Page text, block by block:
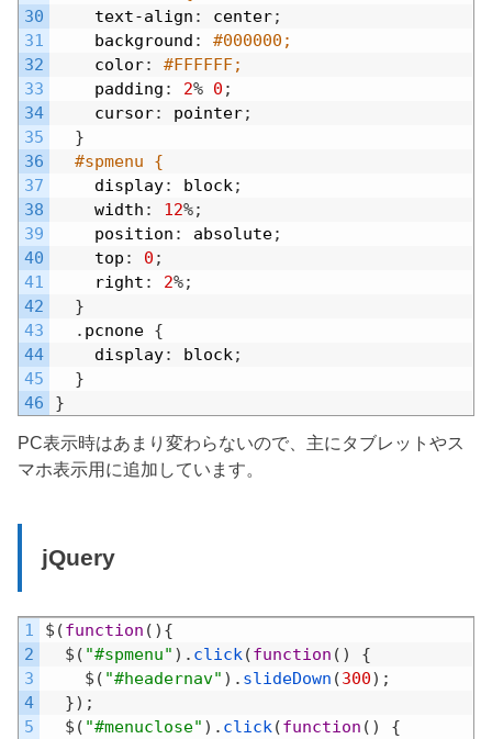
30
31
32
33
34
35
36
37
38
39
40
41
42
43
44
45
46
text-align : center;
background :
#000000;
color:
#FFFFFF;
padding : 2% 0 ;
cursor: pointer;
}
#spmenu {
display: block ;
width : 12%;
position : absolute;
top : 0 ;
right : 2%;
}
. pcnone {
display: block ;
}
}
PC表示時はあまり変わらないので、主にタブレットやス
マホ表示用に追加しています。
jQuery
1
2
3
4
5
$ (function ( ) {
$ ( "#spmenu" ) . click (function ( )
{
$ ( "#headernav" ) . slideDown (300) ;
}) ;
$ ( "#menuclose" ) . click (function ( )
{